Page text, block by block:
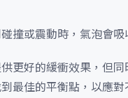
撞或震動時，氣泡會
更好的緩衝效果，但
最佳的平衡點，以應對